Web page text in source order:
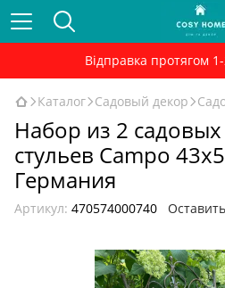
Відправка протягом
Каталог Садовый декор
Набор из 2
стульев Campo
Германия
Артикул: 470574000740